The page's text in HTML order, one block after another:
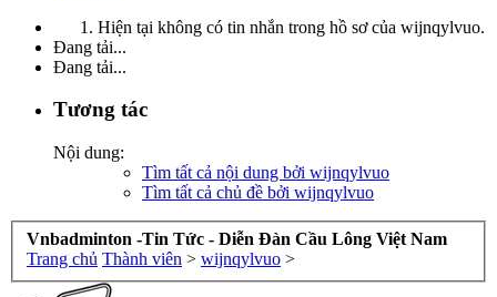
Hiện tại không có tin nhắn trong hồ sơ của wijnqylvuo.
Đang tải...
Đang tải...
Tương tác
Nội dung:
Tìm tất cả nội dung bởi wijnqylvuo
Tìm tất cả chủ đề bởi wijnqylvuo
Vnbadminton -Tin Tức - Diễn Đàn Cầu Lông Việt Nam
Trang chủ Thành viên > wijnqylvuo >